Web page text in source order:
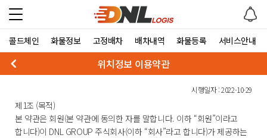
콜드체인 화물정보 고정배차 배차내역 화물등록 서비스안내
위치정보 이용약관
시행일자 : 2022-10-29
제1조 (목적)
본 약관은 회원(본 약관에 동의한 자를 말합니다. 이하 “회원”이라고
합니다)이 DNL GROUP 주식회사(이하 “회사”라고 합니다)가 제공하는